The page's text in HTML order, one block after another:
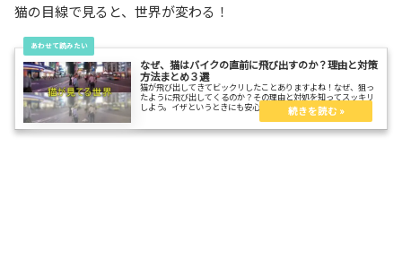
猫の目線で見ると、世界が変わる！
なぜ、猫はバイクの直前に飛び出すのか？理由と対策
方法まとめ３選
猫が飛び出してきてビックリしたことありますよね！なぜ、狙っ
たように飛び出してくるのか？その理由と対処を知ってスッキリ
しよう。イザというときにも安心です。子供や車の飛び出しにも